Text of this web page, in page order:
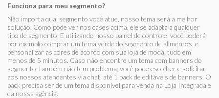
Funciona para meu segmento?
Não importa qual segmento você atue, nosso tema será a melhor
solução. Como pode ver nos cases acima, ele se adapta a qualquer
tipo de segmento. E utilizando nosso painel de controle, você poderá
por exemplo comprar um tema verde do segmento de alimentos, e
personalizar as cores de acordo com sua loja de moda, tudo em
menos de 5 minutos. Caso não encontre um tema com banners do
segmento, também não tem problema, você pode escolher e solicitar
aos nossos atendentes via chat, até 1 pack de editáveis de banners. O
pack precisa ser de um tema disponível para venda na Loja Integrada e
da nossa agência.